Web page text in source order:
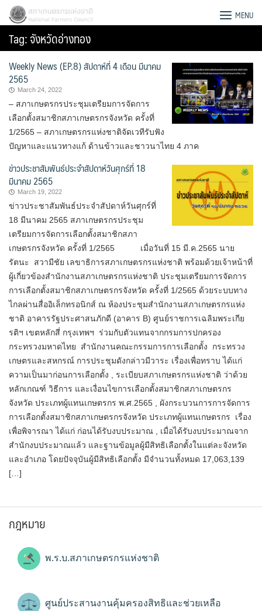
Skip
content
Search
for:
สภาเกษตรกรแห่งชาติ MENU
Tag:จังหวัดอ่างทอง
Weekly News (EP.8) สัปดาห์ที่ 4 เดือน มีนาคม
2565
March 24, 2022
– สภาเกษตรกรประชุมเตรียมการจัดการ
เลือกตั้งสมาชิกสภาเกษตรกรจังหวัด ครั้งที่
1/2565 – สภาเกษตรกรแห่งชาติจัดเวทีรับฟัง
ปัญหาและแนวทางแก้ ด้านข้าวและชาวนาไทย 4 ภาค
ข่าวประชาสัมพันธ์ประจำสัปดาห์วันศุกร์ที่ 18
มีนาคม 2565
March 19, 2022
ข่าวประชาสัมพันธ์ประจำสัปดาห์วันศุกร์ที่
18 มีนาคม 2565 สภาเกษตรกรประชุม
เตรียมการจัดการเลือกตั้งสมาชิกสภา
เกษตรกรจังหวัด ครั้งที่ 1/2565 เมื่อวันที่ 15 มี.ค.2565 นาย
รัตนะ สวามีชัย เลขาธิการสภาเกษตรกรแห่งชาติ พร้อมด้วยเจ้าหน้าที่
ผู้เกี่ยวข้องสำนักงานสภาเกษตรกรแห่งชาติ ประชุมเตรียมการจัดการ
การเลือกตั้งสมาชิกสภาเกษตรกรจังหวัด ครั้งที่ 1/2565 ด้วยระบบทาง
ไกลผ่านสื่ออิเล็กทรอนิกส์ ณ ห้องประชุมสำนักงานสภาเกษตรกรแห่ง
ชาติ อาคารรัฐประศาสนภักดี (อาคาร B) ศูนย์ราชการเฉลิมพระเกีย
รติฯ เขตหลักสี่ กรุงเทพฯ ร่วมกับตัวแทนจากกรมการปกครอง
กระทรวงมหาดไทย สำนักงานคณะกรรมการการเลือกตั้ง กระทรวง
เกษตรและสหกรณ์ การประชุมดังกล่าวมีวาระ เรื่องเพื่อทราบ ได้แก่
ความเป็นมาก่อนการเลือกตั้ง , ระเบียบสภาเกษตรกรแห่งชาติ ว่าด้วย
หลักเกณฑ์ วิธีการ และเงื่อนไขการเลือกตั้งสมาชิกสภาเกษตรกร
จังหวัด ประเภทผู้แทนเกษตรกร พ.ศ.2565 , ผังกระบวนการการจัดการ
การเลือกตั้งสมาชิกสภาเกษตรกรจังหวัด ประเภทผู้แทนเกษตรกร เรื่อง
เพื่อพิจารณา ได้แก่ ก่อนได้รับงบประมาณ , เมื่อได้รับงบประมาณจาก
สำนักงบประมาณแล้ว และฐานข้อมูลผู้มีสิทธิเลือกตั้งในแต่ละจังหวัด
และอำเภอ โดยปัจจุบันผู้มีสิทธิเลือกตั้ง มีจำนวนทั้งหมด 17,063,139
[…]
กฎหมาย
พ.ร.บ.สภาเกษตรกรแห่งชาติ
ศูนย์ประสานงานคุ้มครองสิทธิและช่วยเหลือ